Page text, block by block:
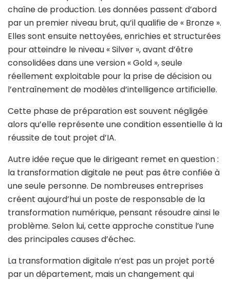
chaîne de production. Les données passent d’abord
par un premier niveau brut, qu’il qualifie de « Bronze ».
Elles sont ensuite nettoyées, enrichies et structurées
pour atteindre le niveau « Silver », avant d’être
consolidées dans une version « Gold », seule
réellement exploitable pour la prise de décision ou
l’entraînement de modèles d’intelligence artificielle.
Cette phase de préparation est souvent négligée
alors qu’elle représente une condition essentielle à la
réussite de tout projet d’IA.
Autre idée reçue que le dirigeant remet en question :
la transformation digitale ne peut pas être confiée à
une seule personne. De nombreuses entreprises
créent aujourd’hui un poste de responsable de la
transformation numérique, pensant résoudre ainsi le
problème. Selon lui, cette approche constitue l’une
des principales causes d’échec.
La transformation digitale n’est pas un projet porté
par un département, mais un changement qui